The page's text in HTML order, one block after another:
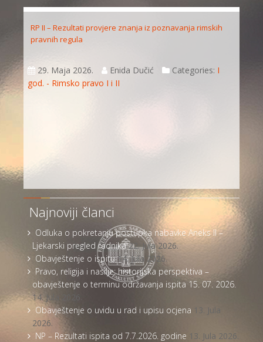
RP II – Rezultati provjere znanja iz poznavanja rimskih
pravnih regula
29. Maja 2026. Enida Dučić Categories: I
god. - Rimsko pravo I i II
Najnoviji članci
Odluka o pokretanju postupka nabavke Aneks II –
Ljekarski pregled radnika 22. Jula 2026.
Obavještenje o ispitu 14. Jula 2026.
Pravo, religija i nasilje: historijska perspektiva –
obavještenje o terminu održavanja ispita 15. 07. 2026.
14. Jula 2026.
Obavještenje o uvidu u rad i upisu ocjena 13. Jula
2026.
NP – Rezultati ispita od 7.7.2026. godine 13. Jula 2026.